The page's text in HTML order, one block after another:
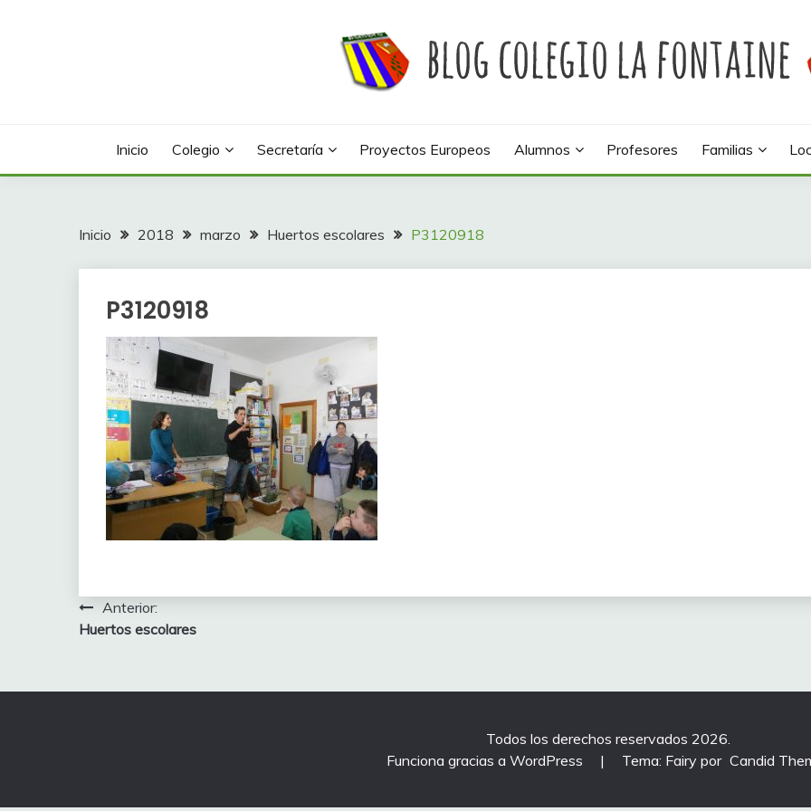
Inicio Colegio Secretaría Proyectos Europeos Alumnos Profesores Familias
Inicio 2018 marzo Huertos escolares P3120918
P3120918
Navegación
de
Anterior:
Huertos escolares
Todos los derechos reservados 2026.
Funciona gracias a WordPress
| Tema: Fairy por Candid